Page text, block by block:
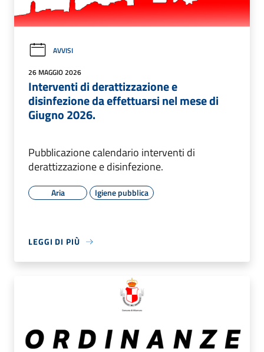
AVVISI
26 MAGGIO 2026
Interventi di derattizzazione e
disinfezione da effettuarsi nel mese di
Giugno 2026.
Pubblicazione calendario interventi di
derattizzazione e disinfezione.
Aria Igiene pubblica
LEGGI DI PIÙ